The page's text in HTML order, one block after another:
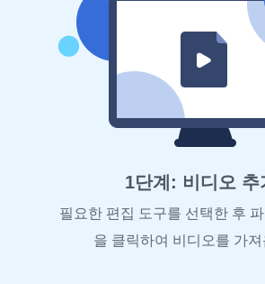
1단계: 비디오 추
필요한 편집 도구를 선택한 후
을 클릭하여 비디오를 가